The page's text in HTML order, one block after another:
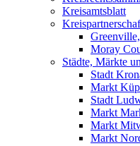
Kreisamtsblatt
Moray
Städte, Märkte
Stadt
Markt
Stadt
Markt
Markt
Markt